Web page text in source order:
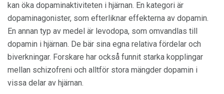
kan öka dopaminaktiviteten i hjärnan. En kategori är
dopaminagonister, som efterliknar effekterna av dopamin.
En annan typ av medel är levodopa, som omvandlas till
dopamin i hjärnan. De bär sina egna relativa fördelar och
biverkningar. Forskare har också funnit starka kopplingar
mellan schizofreni och alltför stora mängder dopamin i
vissa delar av hjärnan.